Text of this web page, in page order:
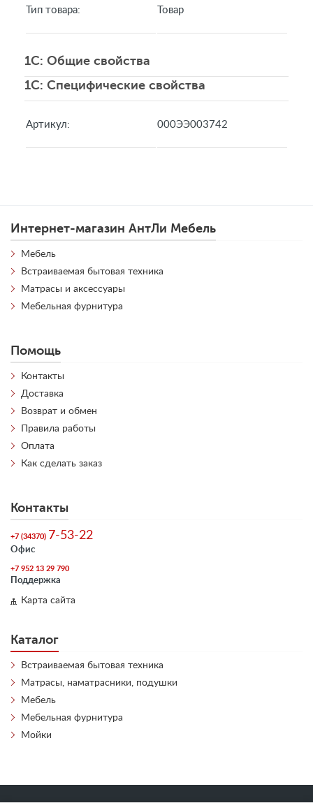
Тип товара: Товар
1C: Общие свойства
1C: Специфические свойства
Артикул: 000ЭЭ003742
Интернет-магазин АнтЛи Мебель
Мебель
Встраиваемая бытовая техника
Матрасы и аксессуары
Мебельная фурнитура
Помощь
Контакты
Доставка
Возврат и обмен
Правила работы
Оплата
Как сделать заказ
Контакты
+7 (34370) 7-53-22
Офис
+7 952 13 29 790
Поддержка
Карта сайта
Каталог
Встраиваемая бытовая техника
Матрасы, наматрасники, подушки
Мебель
Мебельная фурнитура
Мойки